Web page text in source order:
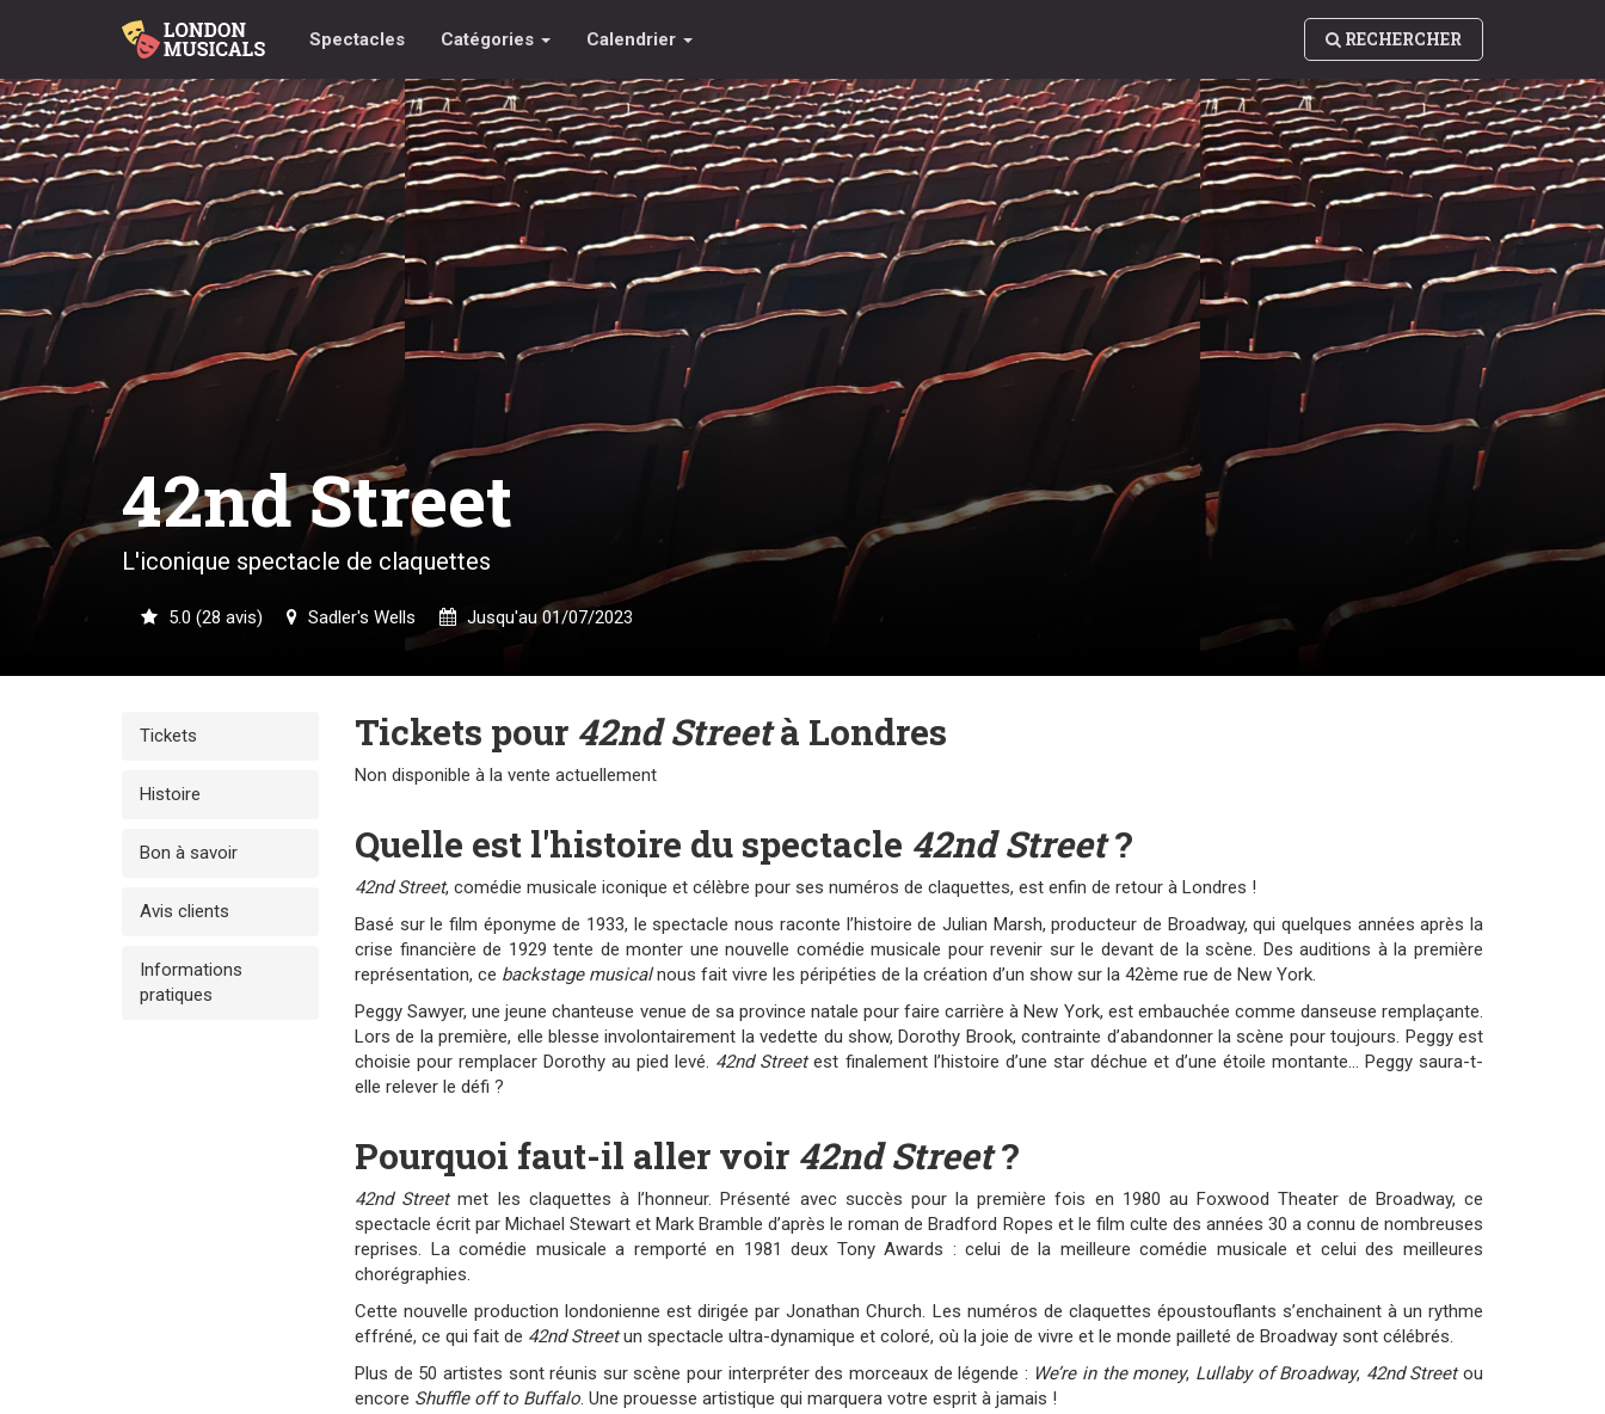
Spectacles Catégories Calendrier RECHERCHER
42nd Street
L'iconique spectacle de claquettes
5.0 (28 avis) Sadler's Wells Jusqu'au 01/07/2023
Tickets
Histoire
Bon à savoir
Avis clients
Informations
pratiques
Tickets pour 42nd Streetà Londres
Non disponible à la vente actuellement
Quelle est l'histoire du spectacle 42nd Street?
42nd Street, comédie musicale iconique et célèbre pour ses numéros de claquettes, est enfin de retour à Londres !
Basé sur le film éponyme de 1933, le spectacle nous raconte l’histoire de Julian Marsh, producteur de Broadway, qui quelques années après la
crise financière de 1929 tente de monter une nouvelle comédie musicale pour revenir sur le devant de la scène. Des auditions à la première
représentation, ce backstage musicalnous fait vivre les péripéties de la création d’un show sur la 42ème rue de New York.
Peggy Sawyer, une jeune chanteuse venue de sa province natale pour faire carrière à New York, est embauchée comme danseuse remplaçante.
Lors de la première, elle blesse involontairement la vedette du show, Dorothy Brook, contrainte d’abandonner la scène pour toujours. Peggy est
choisie pour remplacer Dorothy au pied levé. 42nd Streetest finalement l’histoire d’une star déchue et d’une étoile montante... Peggy saura-t-
elle relever le défi ?
Pourquoi faut-il aller voir 42nd Street?
42nd Streetmet les claquettes à l’honneur. Présenté avec succès pour la première fois en 1980 au Foxwood Theater de Broadway, ce
spectacle écrit par Michael Stewart et Mark Bramble d’après le roman de Bradford Ropes et le film culte des années 30 a connu de nombreuses
reprises. La comédie musicale a remporté en 1981 deux Tony Awards : celui de la meilleure comédie musicale et celui des meilleures
chorégraphies.
Cette nouvelle production londonienne est dirigée par Jonathan Church. Les numéros de claquettes époustouflants s’enchainent à un rythme
effréné, ce qui fait de 42nd Streetun spectacle ultra-dynamique et coloré, où la joie de vivre et le monde pailleté de Broadway sont célébrés.
Plus de 50 artistes sont réunis sur scène pour interpréter des morceaux de légende : We’re in the money, Lullaby of Broadway, 42nd Streetou
encore Shuffle off to Buffalo. Une prouesse artistique qui marquera votre esprit à jamais !